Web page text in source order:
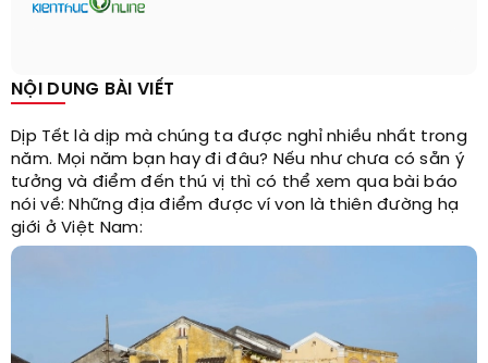
NỘI DUNG BÀI VIẾT
Dịp Tết là dịp mà chúng ta được nghỉ nhiều nhất trong
năm. Mọi năm bạn hay đi đâu? Nếu như chưa có sẵn ý
tưởng và điểm đến thú vị thì có thể xem qua bài báo
nói về: Những địa điểm được ví von là thiên đường hạ
giới ở Việt Nam: